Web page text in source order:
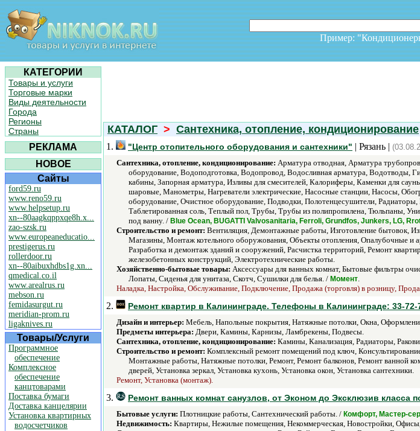
Пример:
КАТЕГОРИИ
Товары и услуги
Торговые марки
Виды деятельности
Города
Регионы
Страны
РЕКЛАМА
НОВОЕ
Сайты
ford59.ru
www.reno59.ru
www.helpsetup.ru
xn--80aagkqppxqe8h.x...
zao-szsk.ru
www.europeaneducatio...
prestigerus.ru
rollerdoor.ru
xn--80aibuxhdbs1g.xn...
qmedical.co.il
www.arealrus.ru
mebson.ru
femidasurgut.ru
meridian-prom.ru
ligaknives.ru
Товары/Услуги
Программное
обеспечение
Комплексное
обеспечение
канцтоварами
Поставка бумаги
Доставка канцелярии
Установка квартирных
водосчетчиков
КАТАЛОГ > Сантехника, отопление, кондиционирование
1.
"Центр отопительного оборудования и сантехники" | Рязань |
Сантехника, отопление, кондиционирование: Арматура отводная, Арматура
оборудование, Водоподготовка, Водопровод, Водосливная арматура, Водотводы,
кабины, Запорная арматура, Изливы для смесителей, Калориферы, Каменки для
шаровые, Манометры, Нагреватели электрические, Насосные станции, Насосы,
оборудование, Очистное оборудование, Подводки, Полотенцесушители,
Таблетированная соль, Теплый пол, Трубы, Трубы из полипропилена, Тюльпаны,
под ванну. / Blue Ocean, BUGATTI Valvosanitaria, Ferroli, Grundfos, Junkers, LG,
Строительство и ремонт: Вентиляция, Демонтажные работы, Изготовление бытовок,
Магазины, Монтаж котельного оборужования, Объекты отопления, Опалубочные и
Разработка и демонтаж зданий и сооружений, Расчистка территорий, Ремонт
железобетонных конструкций, Электротехнические работы.
Хозяйственно-бытовые товары: Аксессуары для ванных комнат, Бытовые фильтры
Лопаты, Сиденья для унитаза, Скотч, Сушилки для белья. / Момент.
Наладка, Настройка, Обслуживание, Подключение, Продажа (торговля) в розницу,
2. Ремонт квартир в Калининграде. Телефоны в Калининграде: 33-72-
Дизайн и интерьер: Мебель, Напольные покрытия, Натяжные потолки, Окна,
Предметы интерьера: Двери, Камины, Карнизы, Ламбрекены, Подвесы.
Сантехника, отопление, кондиционирование: Камины, Канализация, Радиаторы,
Строительство и ремонт: Комплексный ремонт помещений под ключ,
Монтажные работы, Натяжные потолки, Ремонт, Ремонт балконов, Ремонт ванной
дверей, Установка зеркал, Установка кухонь, Установка окон, Установка сантехники.
Ремонт, Установка (монтаж).
3. Ремонт ванных комнат санузлов, от Эконом до Эксклюзив класса
Бытовые услуги: Плотницкие работы, Сантехнический работы. / Комфорт, Мастер-
Недвижимость: Квартиры, Нежилые помещения, Некоммерческая, Новостройки,